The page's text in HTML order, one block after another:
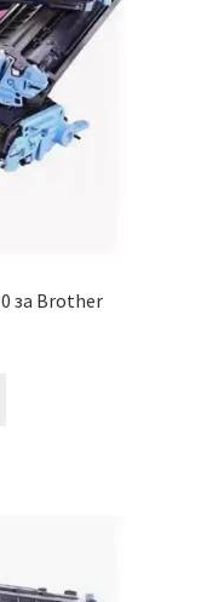
за Brother